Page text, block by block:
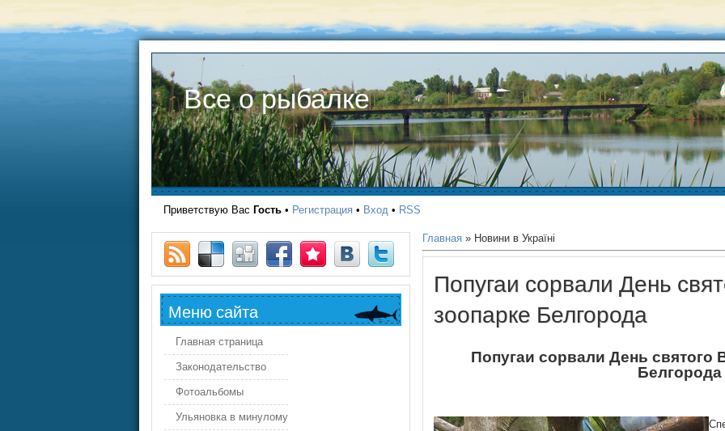
Все о рыбалке
Приветствую Вас Гость • Регистрация • Вход • RSS
Главная » Новини в Україні
Попугаи сорвали День
зоопарке Белгорода
Попугаи сорвали День святого
Белгорода
Меню сайта
Главная страница
Законодательство
Фотоальбомы
Ульяновка в минулому